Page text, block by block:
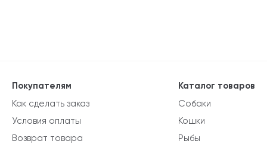
Каталог товаров
Собаки
Кошки
Рыбы
Покупателям
Как сделать заказ
Условия оплаты
Возврат товара